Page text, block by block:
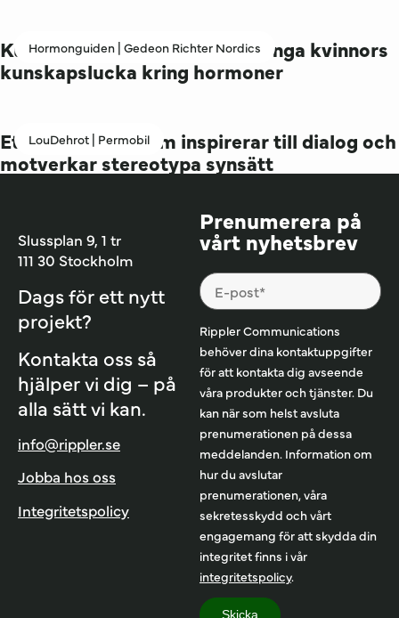
Hormonguiden | Gedeon Richter Nordics
Kunskapshub för att minska unga kvinnors
kunskapslucka kring hormoner
LouDehrot | Permobil
Ett PR-projekt som inspirerar till dialog och
motverkar stereotypa synsätt
Slussplan 9, 1 tr
111 30 Stockholm
Dags för ett nytt
projekt?
Kontakta oss så
hjälper vi dig – på
alla sätt vi kan.
info@rippler.se
Jobba hos oss
Integritetspolicy
Prenumerera på
vårt nyhetsbrev
Rippler Communications
behöver dina kontaktuppgifter
för att kontakta dig avseende
våra produkter och tjänster. Du
kan när som helst avsluta
prenumerationen på dessa
meddelanden. Information om
hur du avslutar
prenumerationen, våra
sekretesskydd och vårt
engagemang för att skydda din
integritet finns i vår
integritetspolicy.